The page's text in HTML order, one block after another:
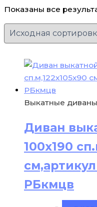
Показаны все
Выкатные диваны
Диван
100х190
РБкмцв